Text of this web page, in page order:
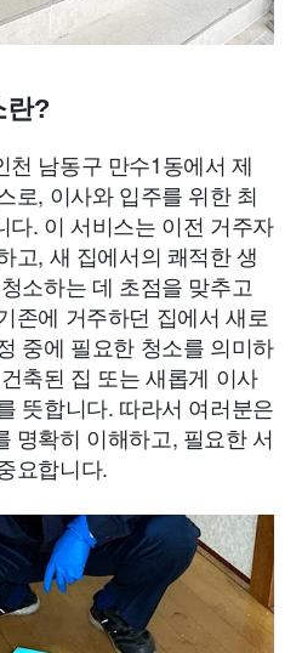
란?
천 남동구 만수1동에서 제
로, 이사와 입주를 위한 최
다. 이 서비스는 이전 거주자
고, 새 집에서의 쾌적한 생
소하는 데 초점을 맞추고
존에 거주하던 집에서 새로
중에 필요한 청소를 의미하
축된 집 또는 새롭게 이사
뜻합니다. 따라서 여러분은
명확히 이해하고, 필요한 서
요합니다.